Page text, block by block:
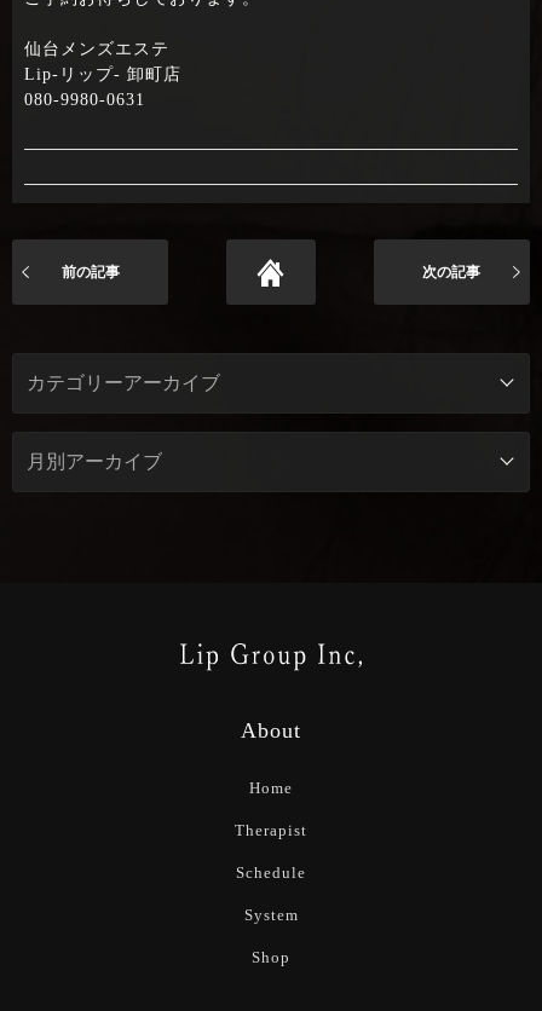
仙台メンズエステ
Lip-リップ- 卸町店
080-9980-0631
前の記事 次の記事
About
Home
Therapist
Schedule
System
Shop